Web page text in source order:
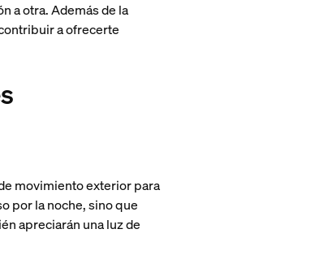
a otra. Además de la
a ofrecerte
movimiento exterior para
por la noche, sino que
apreciarán una luz de